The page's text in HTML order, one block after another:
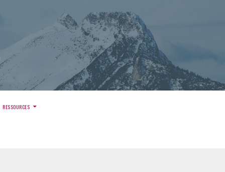
RESSOURCES